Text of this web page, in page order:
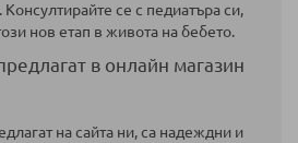
Консултирайте се с педиатъра си,
нов етап в живота на бебето.
в онлайн магазин
на сайта ни, са надеждни и